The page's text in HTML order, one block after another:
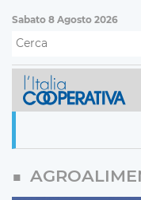
Sabato 8 Agosto 2026